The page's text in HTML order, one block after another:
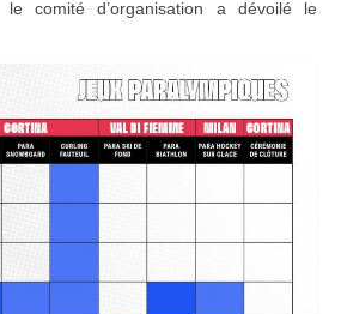
comité d’organisation a dévoilé le